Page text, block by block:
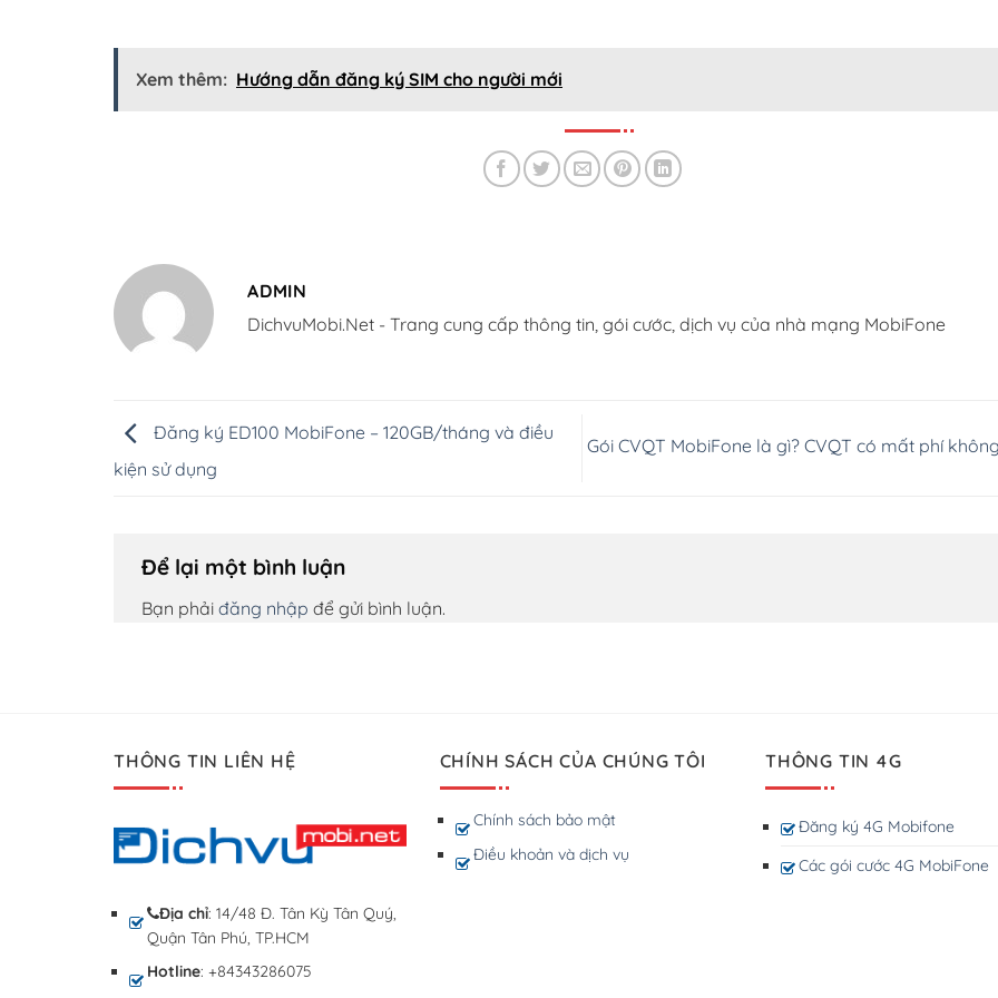
Xem thêm: Hướng dẫn đăng ký SIM cho người mới
ADMIN
DichvuMobi.Net - Trang cung cấp thông tin, gói cước, dịch vụ của nhà mạng MobiFone
Đăng ký ED100 MobiFone – 120GB/tháng và điều
kiện sử dụng
Gói CVQT MobiFone là gì? CVQT có mất phí
Để lại một bình luận
Bạn phải đăng nhập để gửi bình luận.
THÔNG TIN LIÊN HỆ
Địa chỉ: 14/48 Đ. Tân Kỳ Tân Quý,
Quận Tân Phú, TP.HCM
Hotline: +84343286075
CHÍNH SÁCH CỦA CHÚNG TÔI
Chính sách bảo mật
Điều khoản và dịch vụ
THÔNG TIN 4G
Đăng ký 4G Mobifone
Các gói cước 4G MobiFone